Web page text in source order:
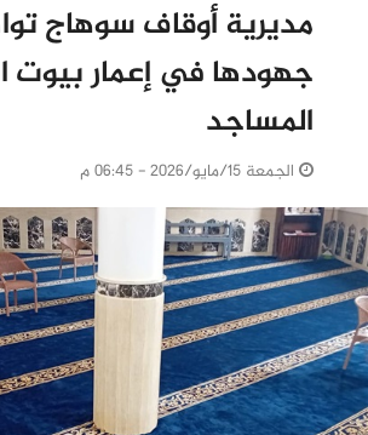
مديرية أوقاف سوهاج
جهودها في إعمار بيوت
المساجد
الجمعة 15/مايو/2026 - 06:45 م